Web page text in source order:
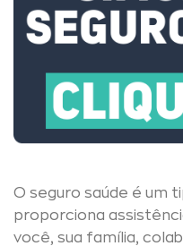
O seguro saúde é um
proporciona
você, sua família,